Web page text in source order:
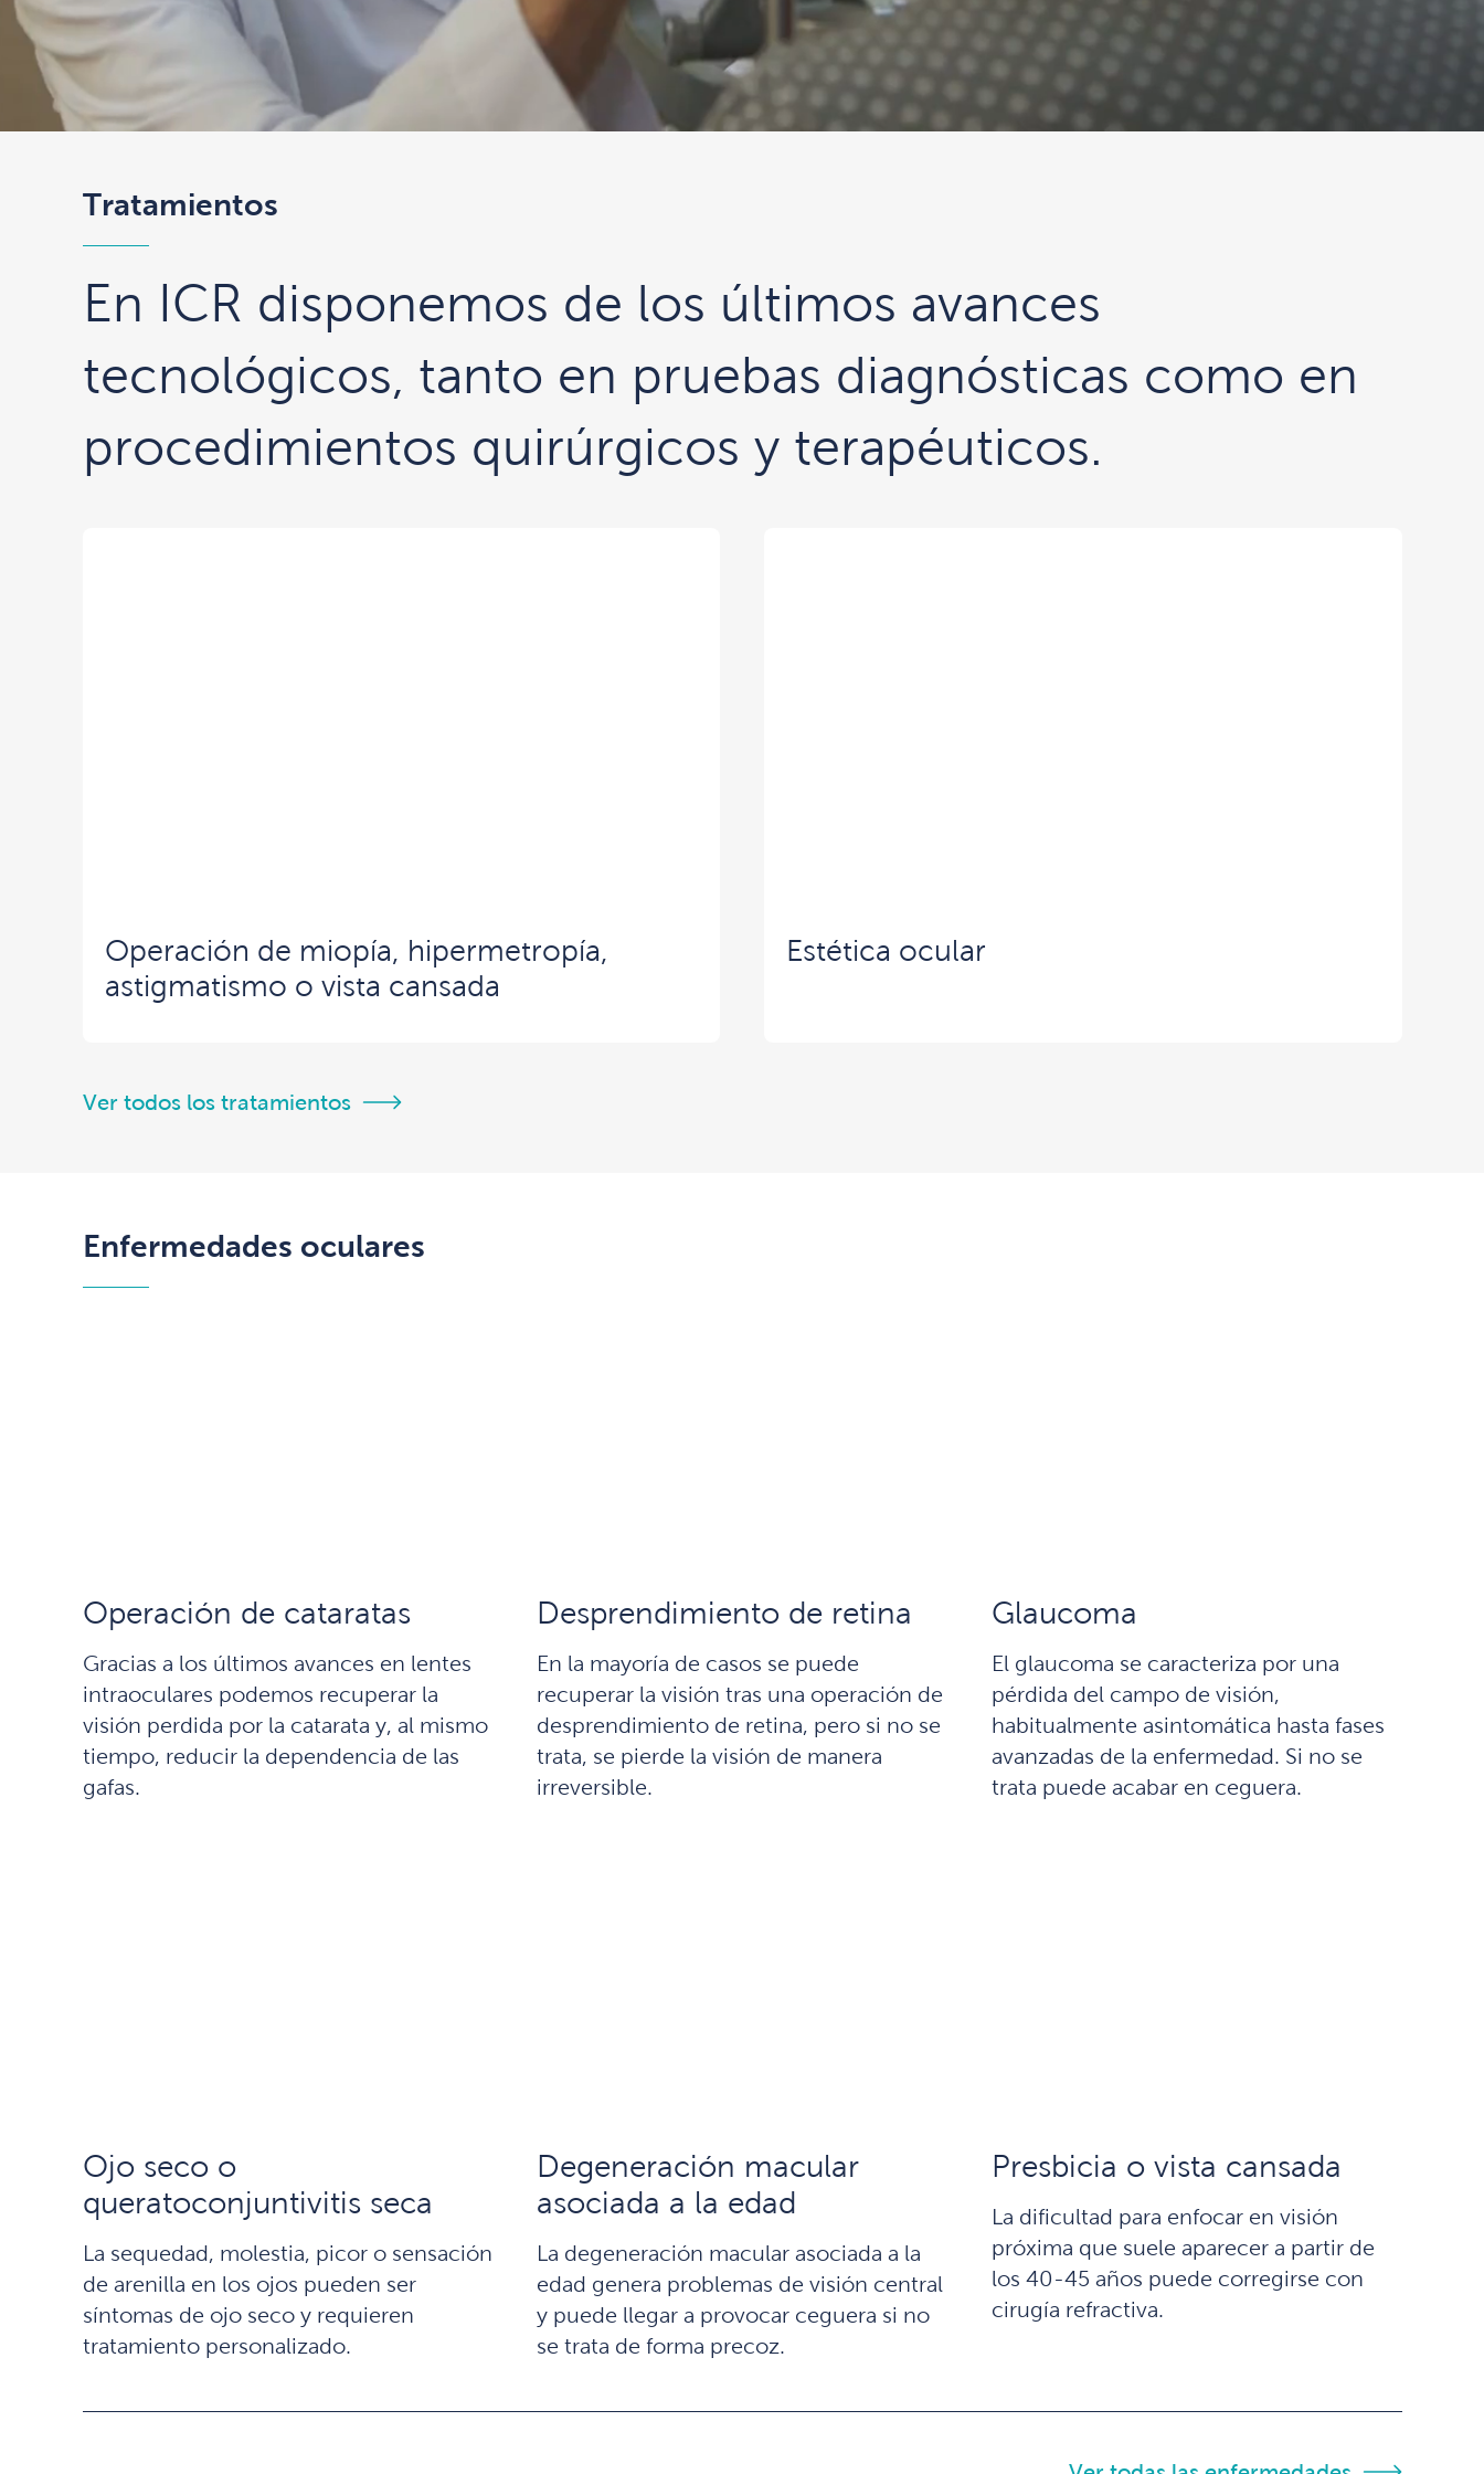
Tratamientos
En ICR disponemos de los últimos avances
tecnológicos, tanto en pruebas diagnósticas como en
procedimientos quirúrgicos y terapéuticos.
Operación de miopía, hipermetropía,
astigmatismo o vista cansada
Estética ocular
Ver todos los tratamientos
Enfermedades oculares
Operación de cataratas
Gracias a los últimos avances en lentes
intraoculares podemos recuperar la
visión perdida por la catarata y, al mismo
tiempo, reducir la dependencia de las
gafas.
Desprendimiento de retina
En la mayoría de casos se puede
recuperar la visión tras una operación de
desprendimiento de retina, pero si no se
trata, se pierde la visión de manera
irreversible.
Glaucoma
El glaucoma se caracteriza por una
pérdida del campo de visión,
habitualmente asintomática hasta fases
avanzadas de la enfermedad. Si no se
trata puede acabar en ceguera.
Ojo seco o
queratoconjuntivitis seca
La sequedad, molestia, picor o sensación
de arenilla en los ojos pueden ser
síntomas de ojo seco y requieren
tratamiento personalizado.
Degeneración macular
asociada a la edad
La degeneración macular asociada a la
edad genera problemas de visión central
y puede llegar a provocar ceguera si no
se trata de forma precoz.
Presbicia o vista cansada
La dificultad para enfocar en visión
próxima que suele aparecer a partir de
los 40-45 años puede corregirse con
cirugía refractiva.